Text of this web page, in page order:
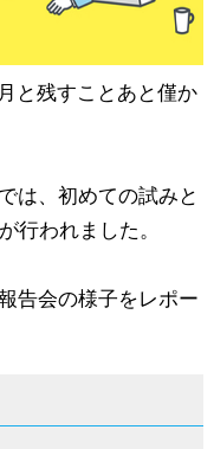
と残すことあと僅か
は、初めての試みと
行われました。
告会の様子をレポー